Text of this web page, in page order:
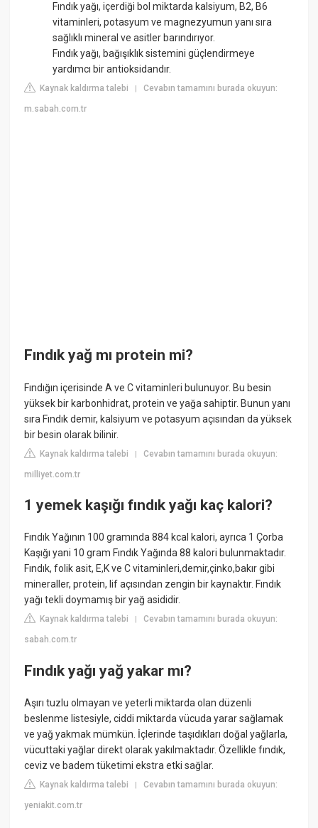
Fındık yağı, içerdiği bol miktarda kalsiyum, B2, B6
vitaminleri, potasyum ve magnezyumun yanı sıra
sağlıklı mineral ve asitler barındırıyor.
Fındık yağı, bağışıklık sistemini güçlendirmeye
yardımcı bir antioksidandır.
Kaynak kaldırma talebi |Cevabın tamamını burada okuyun:
m.sabah.com.tr
Fındık yağ mı protein mi?
Fındığın içerisinde A ve C vitaminleri bulunuyor. Bu besin
yüksek bir karbonhidrat, protein ve yağa sahiptir. Bunun yanı
sıra Fındık demir, kalsiyum ve potasyum açısından da yüksek
bir besin olarak bilinir.
Kaynak kaldırma talebi |Cevabın tamamını burada okuyun:
milliyet.com.tr
1 yemek kaşığı fındık yağı kaç kalori?
Fındık Yağının 100 gramında 884 kcal kalori, ayrıca 1 Çorba
Kaşığı yani 10 gram Fındık Yağında 88 kalori bulunmaktadır.
Fındık, folik asit, E,K ve C vitaminleri,demir,çinko,bakır gibi
mineraller, protein, lif açısından zengin bir kaynaktır. Fındık
yağı tekli doymamış bir yağ asididir.
Kaynak kaldırma talebi |Cevabın tamamını burada okuyun:
sabah.com.tr
Fındık yağı yağ yakar mı?
Aşırı tuzlu olmayan ve yeterli miktarda olan düzenli
beslenme listesiyle, ciddi miktarda vücuda yarar sağlamak
ve yağ yakmak mümkün. İçlerinde taşıdıkları doğal yağlarla,
vücuttaki yağlar direkt olarak yakılmaktadır. Özellikle fındık,
ceviz ve badem tüketimi ekstra etki sağlar.
Kaynak kaldırma talebi |Cevabın tamamını burada okuyun:
yeniakit.com.tr